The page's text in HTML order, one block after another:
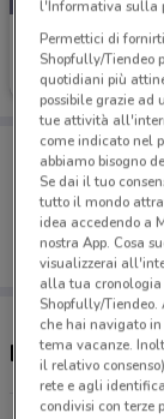
Findomestic
Scade il 03/09
Puoi
dal
Negozi
l'Informativa sulla
Permettici di
Shopfully/Tiendeo
quotidiani più
possibile grazie ad
tue attività
come indicato nel
abbiamo bisogno
Se dai il tuo
tutto il mondo
idea accedendo a
nostra App. Cosa
visualizzerai
alla tua cronologia
Shopfully/Tiendeo.
che hai navigato
tema vacanze.
il relativo
rete e agli
condivisi con terze